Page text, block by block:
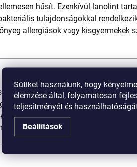
Sütiket használunk, hogy
elemzése által, folyamatosan
teljesítményét és
Beállítások
hűsít. Ezenkívül lanolint
tulajdonságokkal
allergiások vagy kisgyermekek
és a természetes eredetnek
– a gyapjú szerkezetében,
különbözik. Ez azt jelenti, hogy egy
évekig díszíti majd a terét.